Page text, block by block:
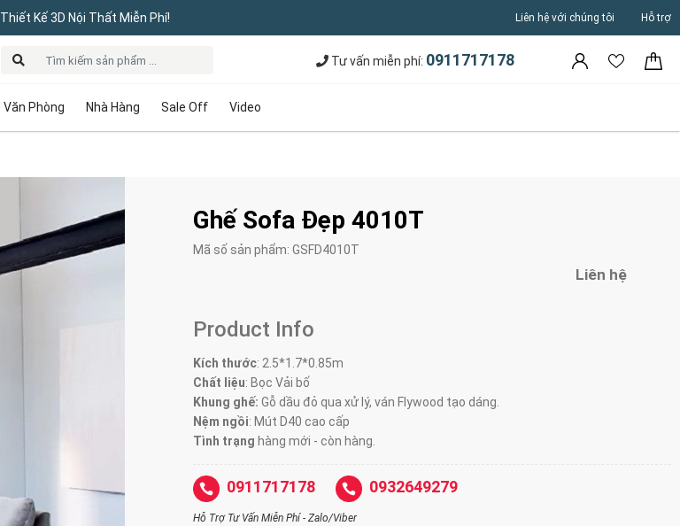
Thiết Kế 3D Nội Thất Miễn Phí! Liên hệ với chúng tôi Hỗ trợ
Văn Phòng Nhà Hàng Sale Off Video
Tư vấn miễn phí: 0911717178
Ghế Sofa Đẹp 4010T
Mã số sản phẩm: GSFD4010T
Liên hệ
Product Info
Kích thước: 2.5*1.7*0.85m
Chất liệu: Bọc Vải bố
Khung ghế: Gỗ dầu đỏ qua xử lý, ván Flywood tạo dáng.
Nệm ngồi: Mút D40 cao cấp
Tình trạng hàng mới - còn hàng.
0911717178 0932649279
Hỗ Trợ Tư Vấn Miễn Phí - Zalo/Viber